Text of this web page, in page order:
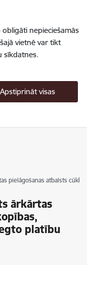
nepieciešamās
vietnē var tikt
sīkdatnes.
Apstiprināt visas
pielāgošanas atbalsts
ārkārtas
platību